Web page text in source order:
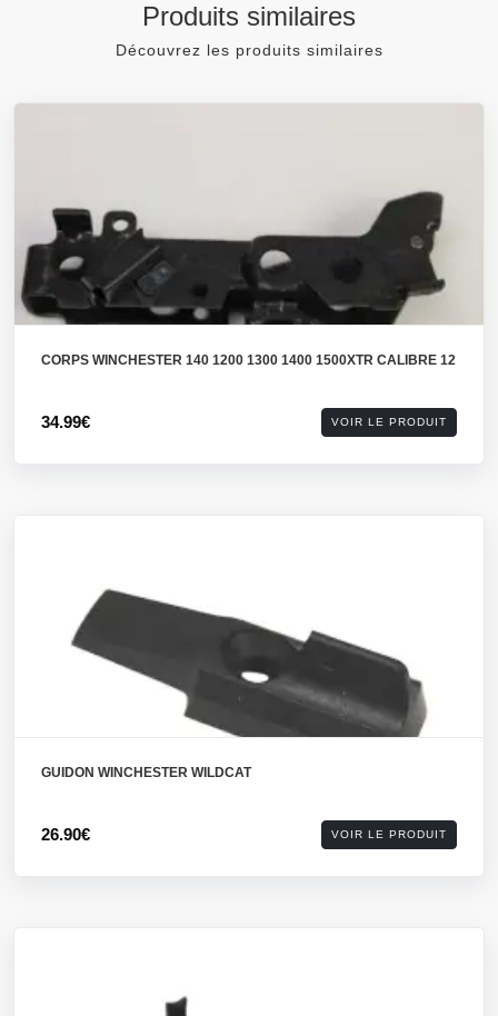
Produits similaires
Découvrez les produits similaires
CORPS WINCHESTER 140 1200 1300 1400 1500XTR CALIBRE 12
34.99€ VOIR LE PRODUIT
GUIDON WINCHESTER WILDCAT
26.90€ VOIR LE PRODUIT